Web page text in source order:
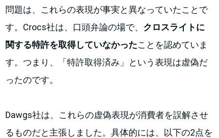
問題は、これらの表現が事実と異なっていたことで
す。Crocs社は、口頭弁論の場で、 クロスライトに
関する特許を取得していなかったことを認めていま
す。つまり、「特許取得済み」という表現は虚偽だ
ったのです。
Dawgs社は、これらの虚偽表現が消費者を誤解させ
るものだと主張しました。具体的には、以下の2点を